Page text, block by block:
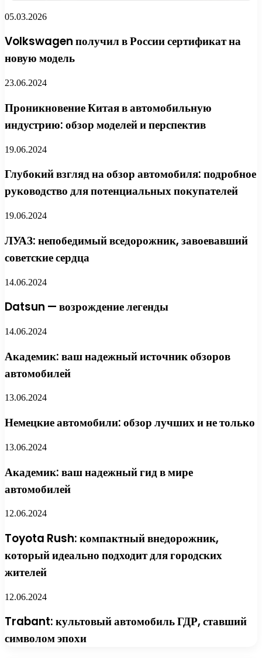
05.03.2026
Volkswagen получил в России сертификат на
новую модель
23.06.2024
Проникновение Китая в автомобильную
индустрию: обзор моделей и перспектив
19.06.2024
Глубокий взгляд на обзор автомобиля: подробное
руководство для потенциальных покупателей
19.06.2024
ЛУАЗ: непобедимый вседорожник, завоевавший
советские сердца
14.06.2024
Datsun — возрождение легенды
14.06.2024
Академик: ваш надежный источник обзоров
автомобилей
13.06.2024
Немецкие автомобили: обзор лучших и не только
13.06.2024
Академик: ваш надежный гид в мире
автомобилей
12.06.2024
Toyota Rush: компактный внедорожник,
который идеально подходит для городских
жителей
12.06.2024
Trabant: культовый автомобиль ГДР, ставший
символом эпохи